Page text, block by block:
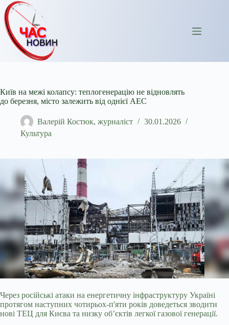
Перейти
до
вмісту
Київ на межі колапсу: теплогенерацію не відновлять
до березня, місто залежить від однієї АЕС
Валерій Костюк, журналіст
30.01.2026
Культура
Через російські атаки на енергетичну інфраструктуру Україні
протягом наступних чотирьох-п'яти років доведеться зводити
нові ТЕЦ для Києва та низку об’єктів легкої газової генерації.